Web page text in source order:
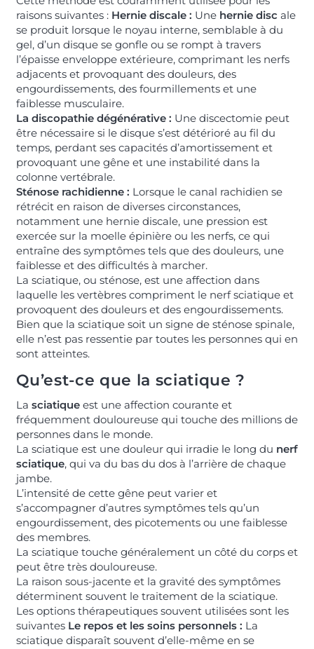
raisons suivantes : Hernie discale : Une hernie disc ale
se produit lorsque le noyau interne, semblable à du
gel, d’un disque se gonfle ou se rompt à travers
l’épaisse enveloppe extérieure, comprimant les nerfs
adjacents et provoquant des douleurs, des
engourdissements, des fourmillements et une
faiblesse musculaire.
La discopathie dégénérative : Une discectomie peut
être nécessaire si le disque s’est détérioré au fil du
temps, perdant ses capacités d’amortissement et
provoquant une gêne et une instabilité dans la
colonne vertébrale.
Sténose rachidienne : Lorsque le canal rachidien se
rétrécit en raison de diverses circonstances,
notamment une hernie discale, une pression est
exercée sur la moelle épinière ou les nerfs, ce qui
entraîne des symptômes tels que des douleurs, une
faiblesse et des difficultés à marcher.
La sciatique, ou sténose, est une affection dans
laquelle les vertèbres compriment le nerf sciatique et
provoquent des douleurs et des engourdissements.
Bien que la sciatique soit un signe de sténose spinale,
elle n’est pas ressentie par toutes les personnes qui en
sont atteintes.
Qu’est-ce que la sciatique ?
La sciatique est une affection courante et
fréquemment douloureuse qui touche des millions de
personnes dans le monde.
La sciatique est une douleur qui irradie le long du nerf
sciatique, qui va du bas du dos à l’arrière de chaque
jambe.
L’intensité de cette gêne peut varier et
s’accompagner d’autres symptômes tels qu’un
engourdissement, des picotements ou une faiblesse
des membres.
La sciatique touche généralement un côté du corps et
peut être très douloureuse.
La raison sous-jacente et la gravité des symptômes
déterminent souvent le traitement de la sciatique.
Les options thérapeutiques souvent utilisées sont les
suivantes Le repos et les soins personnels : La
sciatique disparaît souvent d’elle-même en se